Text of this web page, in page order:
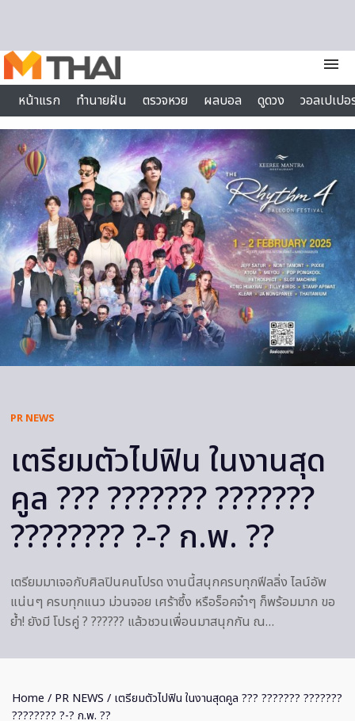
menu
หน้าแรก
ทำนายฝัน ตรวจหวย ผลบอล ดูดวง
วอลเปเป
ไลฟ์สไตล์
PR NEWS
เตรียมตัวไปฟิน ในงานสุด
คูล ??? ??????? ???????
???????? ?-? ก.พ. ??
เตรียมมาเจอกับศิลปินคนโปรด งานนี้สนุกครบทุกฟีลลิ่ง ไลน์อัพ
แน่นๆ ครบทุกแนว ม่วนจอย เศร้าซึ้ง หรือร็อคจ๋าๆ ก็พร้อมมาก ขอ
ย้ำ! ยังมี โปรคู่ ? ?????? แล้วชวนเพื่อนมาสนุกกัน ณ…
Home / PR NEWS / เตรียมตัวไปฟิน ในงานสุดคูล ??? ??????? ???????
???????? ?-? ก.พ. ??